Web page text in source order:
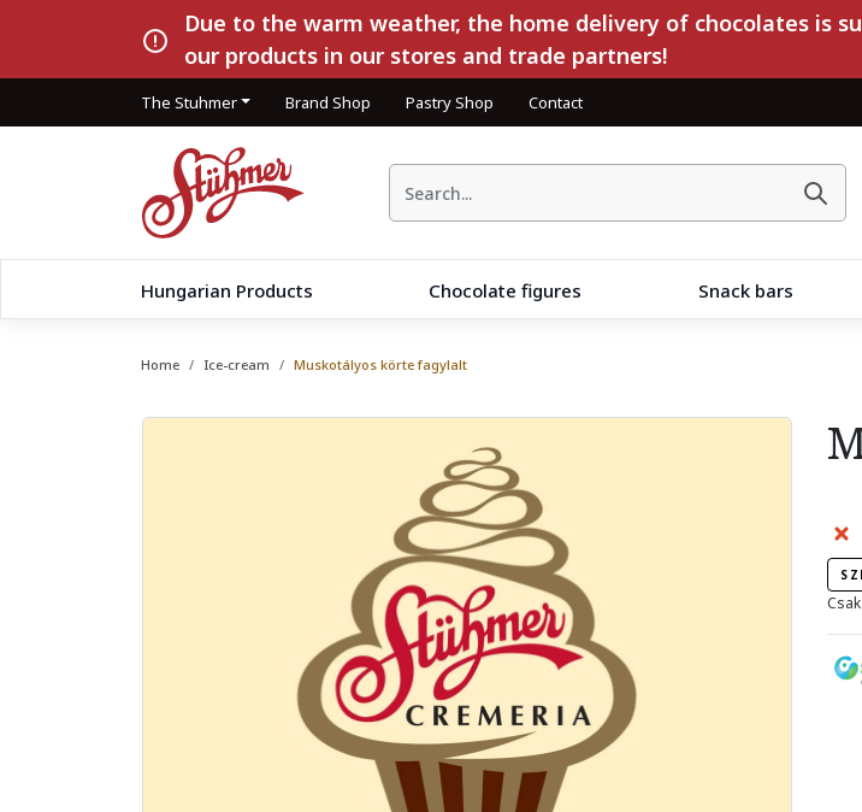
Due to the warm weather, the home delivery of chocolates is
our products in our stores and trade partners!
The Stuhmer Brand Shop Pastry Shop Contact
Hungarian Products Chocolate figures Snack bars
Home Ice-cream Muskotályos körte fagylalt